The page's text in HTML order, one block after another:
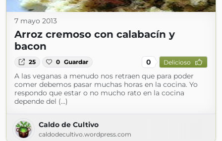
7 mayo 2013
Arroz cremoso con calabacín y
bacon
25 0 Guardar 0 Delicioso
A las veganas a menudo nos retraen que para poder
comer debemos pasar muchas horas en la cocina. Yo
respondo que estar o no mucho rato en la cocina
depende del (...)
Caldo de Cultivo
caldodecultivo.wordpress.com